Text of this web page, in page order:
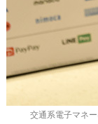
交通系電子マネ